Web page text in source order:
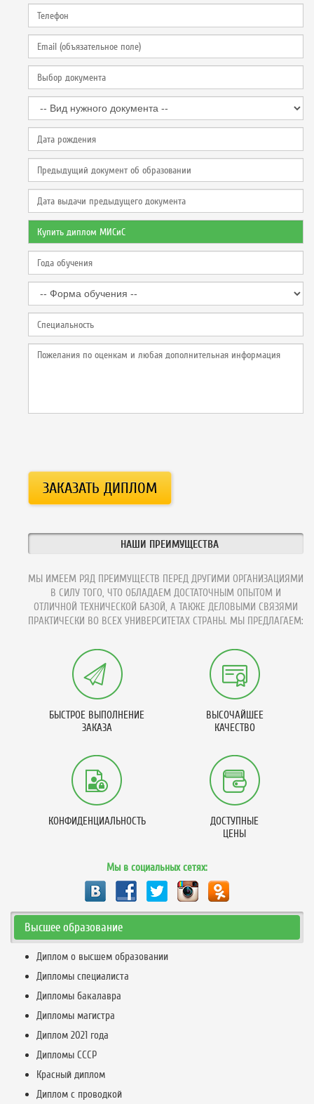
НАШИ ПРЕИМУЩЕСТВА
МЫ ИМЕЕМ РЯД ПРЕИМУЩЕСТВ ПЕРЕД ДРУГИМИ ОРГАНИЗАЦИЯМИ
В СИЛУ ТОГО, ЧТО ОБЛАДАЕМ ДОСТАТОЧНЫМ ОПЫТОМ И
ОТЛИЧНОЙ ТЕХНИЧЕСКОЙ БАЗОЙ, А ТАКЖЕ ДЕЛОВЫМИ СВЯЗЯМИ
ПРАКТИЧЕСКИ ВО ВСЕХ УНИВЕРСИТЕТАХ СТРАНЫ. МЫ ПРЕДЛАГАЕМ:
БЫСТРОЕ ВЫПОЛНЕНИЕ
ЗАКАЗА
ВЫСОЧАЙШЕЕ
КАЧЕСТВО
КОНФИДЕНЦИАЛЬНОСТЬ
ДОСТУПНЫЕ
ЦЕНЫ
Мы в социальных сетях:
Высшее образование
Диплом о высшем образовании
Дипломы специалиста
Дипломы бакалавра
Дипломы магистра
Диплом 2021 года
Дипломы СССР
Красный диплом
Диплом с проводкой